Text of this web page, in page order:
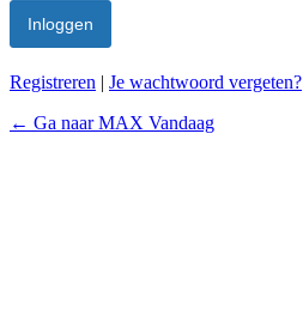
Registreren | Je wachtwoord vergeten?
← Ga naar MAX Vandaag